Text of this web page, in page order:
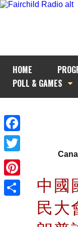
HOME
POLL & GAMES
Facebook
Twitter
Pinterest
中國
民大